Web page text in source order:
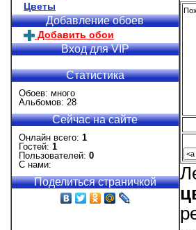
Цветы
Добавление обоев
Добавить обои
Вход для VIP
Статистика
Обоев: много
Альбомов: 28
Сейчас на сайте
Онлайн всего: 1
Гостей: 1
Пользователей: 0
С нами:
Поделиться страничкой